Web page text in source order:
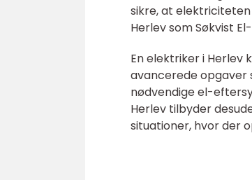
sikre, at
Herlev som Søkvist
En elektriker i
avancerede opgaver
nødvendige el-
Herlev tilbyder
situationer, hvor der